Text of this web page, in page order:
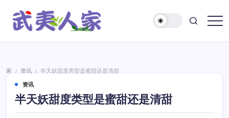
家
家 / 资讯 /
半天妖甜度类型是蜜甜还是清甜
资讯
半天妖甜度类型是蜜甜还是清甜